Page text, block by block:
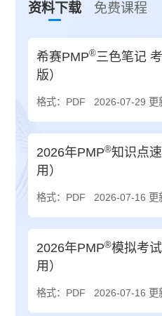
资料下载 免费课程
希赛PMP®三色笔记
版）
格式：PDF 2026-07-29 更
2026年PMP®知识点
用）
格式：PDF 2026-07-16 更
2026年PMP®模拟考
用）
格式：PDF 2026-07-16 更